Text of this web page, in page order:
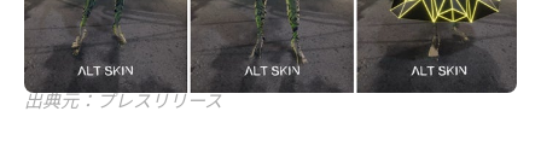
出典元：プレスリリース